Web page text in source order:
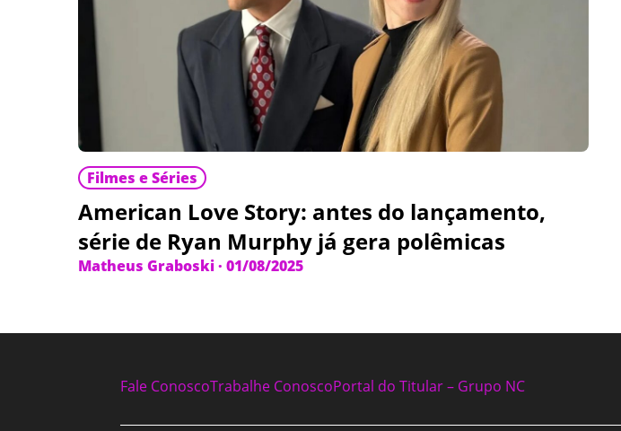
Filmes e Séries
American Love Story: antes do lançamento,
série de Ryan Murphy já gera polêmicas
Matheus Graboski· 01/08/2025
Fale ConoscoTrabalhe ConoscoPortal do Titular – Grupo NC